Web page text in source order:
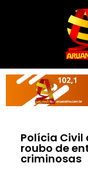
Polícia
roubo de
criminosas